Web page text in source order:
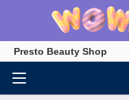
Presto Beauty Shop